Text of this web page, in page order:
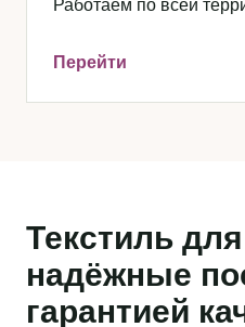
Работаем по всей
Перейти
Текстиль
надёжные
гарантией